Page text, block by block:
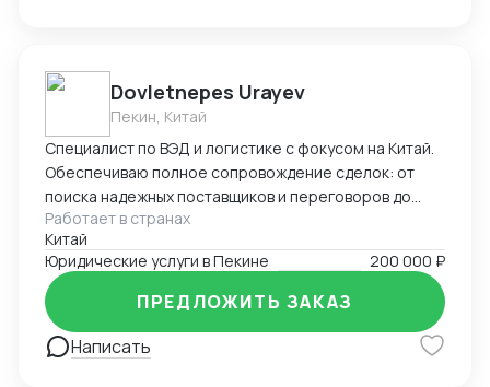
Dovletnepes Urayev
Пекин, Китай
Специалист по ВЭД и логистике с фокусом на Китай.
Обеспечиваю полное сопровождение сделок: от
поиска надежных поставщиков и переговоров до
таможенного оформления и решения
нестандартных задач. Свободно владею китайским,
русским и английским.
Работает в странах
Китай
Юридические услуги в Пекине
200 000 ₽
Написать
ПРЕДЛОЖИТЬ ЗАКАЗ